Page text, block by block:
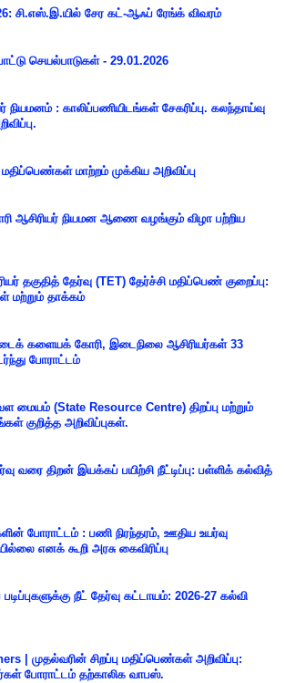
சி.எஸ்.இ.யில் சேர கட்-ஆஃப் ரேங்க் விவரம்
செயல்பாடுகள் - 29.01.2026
நியமனம் : காலிப்பணியிடங்கள் சேகரிப்பு. கலந்தாய்வு
மாற்றம் முக்கிய அறிவிப்பு
ஆசிரியர் நியமன ஆணை வழங்கும் விழா பற்றிய
தகுதித் தேர்வு (TET) தேர்ச்சி மதிப்பெண் குறைப்பு:
மற்றும் தாக்கம்
களையக் கோரி, இடைநிலை ஆசிரியர்கள் 33
போராட்டம்
மையம் (State Resource Centre) திறப்பு மற்றும்
குறித்த அறிவிப்புகள்.
வரை திறன் இயக்கப் பயிற்சி நீட்டிப்பு: பள்ளிக் கல்வித்
போராட்டம் : பணி நிரந்தரம், ஊதிய உயர்வு
எனக் கூறி அரசு கைவிரிப்பு
நீட் தேர்வு கட்டாயம்: 2026-27 கல்வி
| முதல்வரின் சிறப்பு மதிப்பெண்கள் அறிவிப்பு:
போராட்டம் தற்காலிக வாபஸ்.